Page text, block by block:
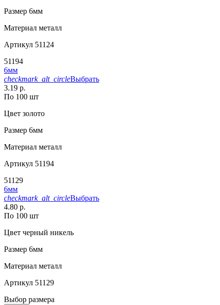
Размер 6мм
Материал металл
Артикул 51124
51194
6мм
checkmark_alt_circleВыбрать
3.19 р.
По 100 шт
Цвет золото
Размер 6мм
Материал металл
Артикул 51194
51129
6мм
checkmark_alt_circleВыбрать
4.80 р.
По 100 шт
Цвет черный никель
Размер 6мм
Материал металл
Артикул 51129
Выбор размера